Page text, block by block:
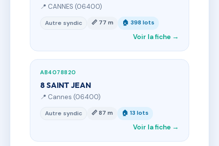
📍 CANNES (06400)
Autre syndic 📏 77 m 🏠 398 lots
Voir la fiche →
AB4078820
8 SAINT JEAN
📍 Cannes (06400)
Autre syndic 📏 87 m 🏠 13 lots
Voir la fiche →